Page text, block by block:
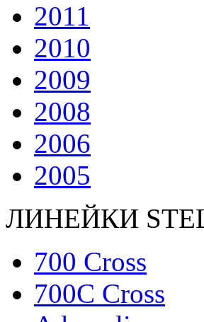
2011
2010
2009
2008
2006
2005
ЛИНЕЙКИ
700 Cross
700C Cross